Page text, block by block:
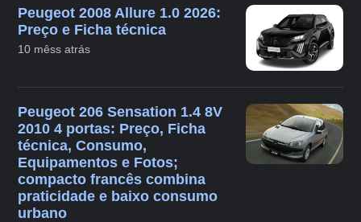
Peugeot 2008 Allure 1.0 2026:
Preço e Ficha técnica
10 mêss atrás
Peugeot 206 Sensation 1.4 8V
2010 4 portas: Preço, Ficha
técnica, Consumo,
Equipamentos e Fotos;
compacto francês combina
praticidade e baixo consumo
urbano